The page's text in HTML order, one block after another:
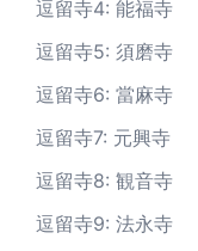
逗留寺4: 能福寺
逗留寺5: 須磨寺
逗留寺6: 當麻寺
逗留寺7: 元興寺
逗留寺8: 観音寺
逗留寺9: 法永寺